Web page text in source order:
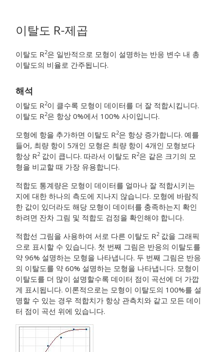
이탈도 R-제곱
이탈도 R2은 일반적으로 모형이 설명하는 반응 변수 내 총
이탈도의 비율로 간주됩니다.
해석
이탈도 R2이 클수록 모형이 데이터를 더 잘 적합시킵니다.
이탈도 R2은 항상 0%에서 100% 사이입니다.
모형에 항을 추가하면 이탈도 R2은 항상 증가합니다. 예를
들어, 최량 항이 5개인 모형은 최량 항이 4개인 모형보다
항상 R2값이 큽니다. 따라서 이탈도 R2은 같은 크기의 모
형을 비교할 때 가장 유용합니다.
적합도 통계량은 모형이 데이터를 얼마나 잘 적합시키는
지에 대한 하나의 측도에 지나지 않습니다. 모형에 바람직
한 값이 있더라도 해당 모형이 데이터를 충족하는지 확인
하려면 잔차 그림 및 적합도 검정을 확인해야 합니다.
적합선 그림을 사용하여 서로 다른 이탈도 R2값을 그래픽
으로 표시할 수 있습니다. 첫 번째 그림은 반응의 이탈도를
약 96% 설명하는 모형을 나타냅니다. 두 번째 그림은 반응
의 이탈도를 약 60% 설명하는 모형을 나타냅니다. 모형이
이탈도를 더 많이 설명할수록 데이터 점이 곡선에 더 가깝
게 표시됩니다. 이론적으로는 모형이 이탈도의 100%를 설
명할 수 있는 경우 적합치가 항상 관측치와 같고 모든 데이
터 점이 곡선 위에 있습니다.